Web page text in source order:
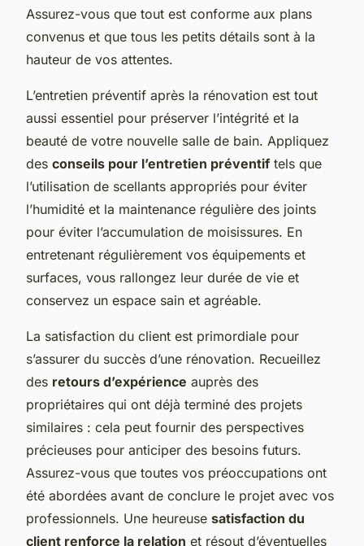
Assurez-vous que tout est conforme aux plans
convenus et que tous les petits détails sont à la
hauteur de vos attentes.
L’entretien préventif après la rénovation est tout
aussi essentiel pour préserver l’intégrité et la
beauté de votre nouvelle salle de bain. Appliquez
des conseils pour l’entretien préventif tels que
l’utilisation de scellants appropriés pour éviter
l’humidité et la maintenance régulière des joints
pour éviter l’accumulation de moisissures. En
entretenant régulièrement vos équipements et
surfaces, vous rallongez leur durée de vie et
conservez un espace sain et agréable.
La satisfaction du client est primordiale pour
s’assurer du succès d’une rénovation. Recueillez
des retours d’expérience auprès des
propriétaires qui ont déjà terminé des projets
similaires : cela peut fournir des perspectives
précieuses pour anticiper des besoins futurs.
Assurez-vous que toutes vos préoccupations ont
été abordées avant de conclure le projet avec vos
professionnels. Une heureuse satisfaction du
client renforce la relation et résout d’éventuelles